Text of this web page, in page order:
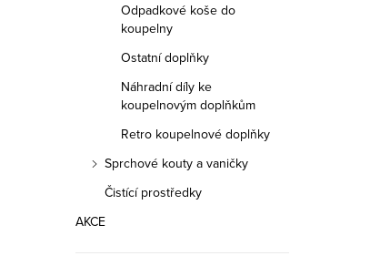
Odpadkové koše do
koupelny
Ostatní doplňky
Náhradní díly ke
koupelnovým doplňkům
Retro koupelnové doplňky
Sprchové kouty a vaničky
Čistící prostředky
AKCE